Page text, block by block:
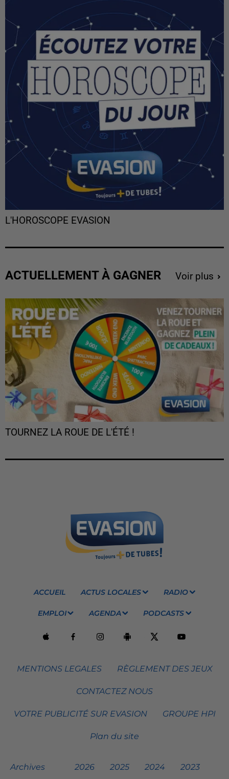
L'HOROSCOPE EVASION
ACTUELLEMENT À GAGNER Voir plus
TOURNEZ LA ROUE DE L'ÉTÉ !
ACCUEIL ACTUS LOCALES RADIO
EMPLOI AGENDA PODCASTS
MENTIONS LEGALES RÈGLEMENT DES JEUX
CONTACTEZ NOUS
VOTRE PUBLICITÉ SUR EVASION GROUPE HPI
Plan du site
Archives 2026 2025 2024 2023